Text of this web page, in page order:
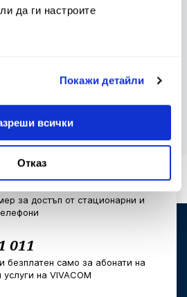
да ги настроите
Покажи детайли
всички
Отказ
*bank
за достъп от стационарни и
011
безплатен само за абонати на
на VIVACOM